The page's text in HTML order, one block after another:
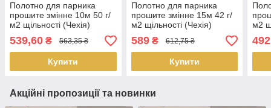
Полотно для парника
прошите змінне 10м 50 г/
м2 щільності (Чехія)
539,60 ₴ 563,35 ₴
Купити
Полотно для парника
прошите змінне 15м 42 г/
м2 щільності (Чехія)
589₴ 612,75 ₴
Купити
м2
Акційні пропозиції та новинки